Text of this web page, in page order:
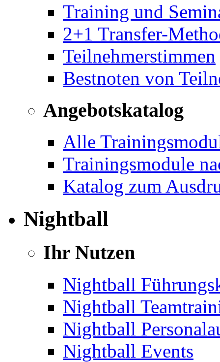
Training und
2+1 Transfer-
Teilnehmerstimmen
Bestnoten von
Angebotskatalog
Alle
Trainingsmodule
Katalog zum
Nightball
Ihr Nutzen
Nightball
Nightball
Nightball
Nightball Events